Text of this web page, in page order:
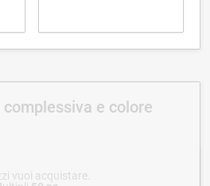
e colore
vuoi acquistare.